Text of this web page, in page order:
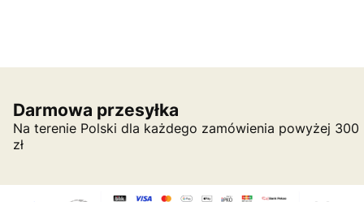
Darmowa przesyłka
Na terenie Polski dla każdego zamówienia powyżej 300
zł